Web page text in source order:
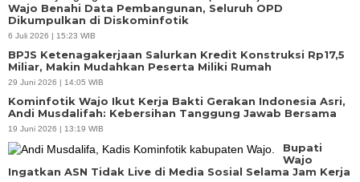
Wajo Benahi Data Pembangunan, Seluruh OPD
Dikumpulkan di Diskominfotik
6 Juli 2026 | 15:23 WIB
BPJS Ketenagakerjaan Salurkan Kredit Konstruksi Rp17,5
Miliar, Makin Mudahkan Peserta Miliki Rumah
29 Juni 2026 | 14:05 WIB
Kominfotik Wajo Ikut Kerja Bakti Gerakan Indonesia Asri,
Andi Musdalifah: Kebersihan Tanggung Jawab Bersama
19 Juni 2026 | 13:19 WIB
Bupati
Wajo
Ingatkan ASN Tidak Live di Media Sosial Selama Jam Kerja